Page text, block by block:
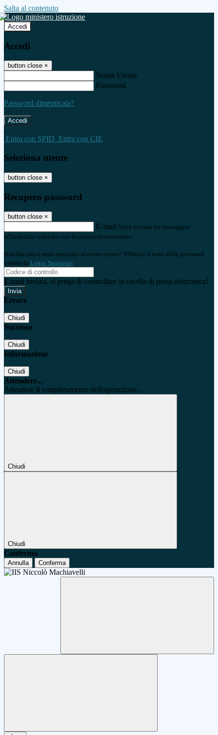
Salta al contenuto
Accedi
Accedi
button close ×
Nome Utente
Password
Password dimenticata?
-
Entra con SPID Entra con CIE
Seleziona utente
button close ×
Recupero password
button close ×
E-mail Verrà inviato un messaggio
all'indirizzo indicato con le istruzioni necessarie.
Non hai una e-mail associata al nome utente? Effettua il reset della password
tramite la Login Spaggiari
E-mail inviata, si prega di controllare la casella di posta elettronica!
Errore
Chiudi
Successo
Chiudi
Informazione
Chiudi
Attendere...
Attendere il completamento dell'operazione...
Chiudi
Chiudi
Conferma
Annulla Conferma